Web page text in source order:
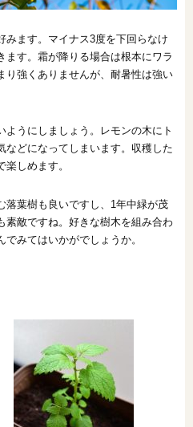
みます。マイナス3度を下回らなけ
ます。霜が降りる場合は根本にワラ
り強くありませんが、耐暑性は強い
ようにしましょう。レモンの木にト
などになってしまいます。収穫した
しめます。
落葉樹も良いですし、1年中緑が茂
素敵ですね。好きな樹木を組み合わ
みてはいかがでしょうか。